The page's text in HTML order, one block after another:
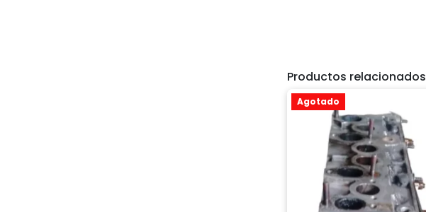
Productos relacionados
Agotado